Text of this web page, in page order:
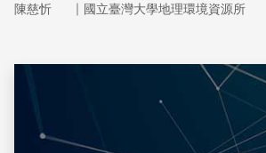
陳慈忻 ｜ 國立臺灣大學地理環境資源所